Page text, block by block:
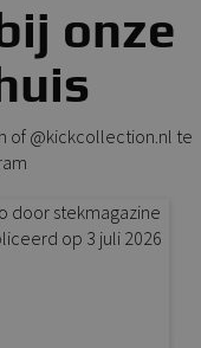
onze
of @kickcollection.nl te